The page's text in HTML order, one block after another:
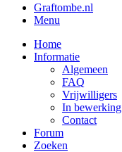
Graftombe.nl
Menu
Home
Informatie
Algemeen
FAQ
Vrijwilligers
In bewerking
Contact
Forum
Zoeken